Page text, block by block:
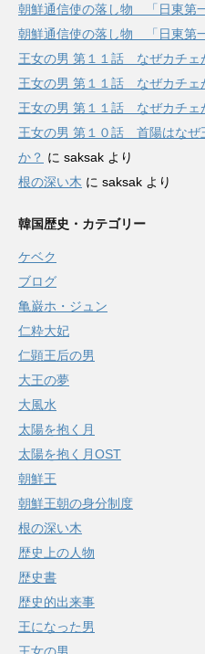
朝鮮通信使の落し物 「日東第一
朝鮮通信使の落し物 「日東第一
王女の男 第１１話 なぜカチェ
王女の男 第１１話 なぜカチェ
王女の男 第１１話 なぜカチェ
王女の男 第１０話 首陽はなぜ
か？ に saksak より
根の深い木 に saksak より
韓国歴史・カテゴリー
ケベク
ブログ
亀巌ホ・ジュン
仁粋大妃
仁顕王后の男
大王の夢
大風水
太陽を抱く月
太陽を抱く月OST
朝鮮王
朝鮮王朝の身分制度
根の深い木
歴史上の人物
歴史書
歴史的出来事
王になった男